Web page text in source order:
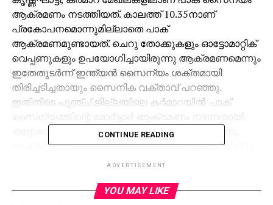
ആക്രമണം നടത്തിയത്. കാലത്ത് 10.35നാണ്
പ്രകോപനമൊന്നുമില്ലാതെ പാക്
ആക്രമണമുണ്ടായത്. ചെറു തോക്കുകളും ഓട്ടോമാറ്റിക്
വെപ്പണുകളും ഉപയോഗിച്ചായിരുന്നു ആക്രമണമെന്നും
ഇതേതുടര്‍ന്ന് ഇന്ത്യന്‍ സൈന്യം ശക്തമായി
തിരിച്ചടിച്ചതായും സൈനിക വക്താവ് പറഞ്ഞു.
ഇതിനിടെ പൂഞ്ച് ജില്ലയിലെ കര്‍മാറയില്‍ പാക്
തദ്ദേശവാസികളെ ഉദ്ധരിച്ചുള്ള റിപ്പോര്‍ട്ട് പറയുന്നു.
അക്രമത്തില്‍ ഗുരുതര പരിക്കേറ്റ ആര്‍.കെ റെഡ്ഡി (21),
മുഹമ്മദ് സഹീര്‍ (22) എന്നിവരാണ് കൊല്ലപ്പെട്ടത്.
RELATED TOPICS: KASHMIR KASHMIR ATTACK PAKISTAN
CONTINUE READING
ADVERTISEMENT
YOU MAY LIKE